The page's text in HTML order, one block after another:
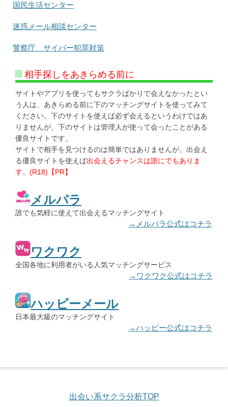
国民生活センター
迷惑メール相談センター
警察庁 サイバー犯罪対策
相手探しをあきらめる前に
サイトやアプリを使ってもサクラばかりで会えなかったとい
う人は、あきらめる前に下のマッチングサイトを使ってみて
ください。下のサイトを使えば必ず会えるというわけではあ
りませんが、下のサイトは管理人が使って会ったことがある
優良サイトです。
サイトで相手を見つけるのは簡単ではありませんが、出会え
る優良サイトを使えば出会えるチャンスは誰にでもありま
す。 (R18)【PR】
メルパラ
誰でも気軽に使えて出会えるマッチングサイト
→メルパラ公式はコチラ
ワクワク
全国各地に利用者がいる人気マッチングサービス
→ワクワク公式はコチラ
ハッピーメール
日本最大級のマッチングサイト
→ハッピー公式はコチラ
出会い系サクラ分析TOP